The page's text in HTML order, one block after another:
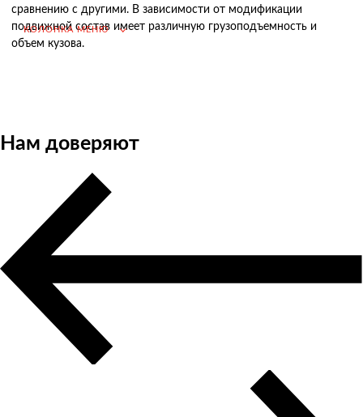
КОЛОНКА МЕНЮ
Подбор иностранных поставщиков
Продвижение на российском рынке
Грузоперевозки
Грузоперевозки из Китая
Международные перевозки
Автомобильные перевозки
Железнодорожные перевозки
Морские и речные перевозки
Авиадоставка
сравнению с другими. В зависимости от модификации
подвижной состав имеет различную грузоподъемность и
объем кузова.
Нам доверяют